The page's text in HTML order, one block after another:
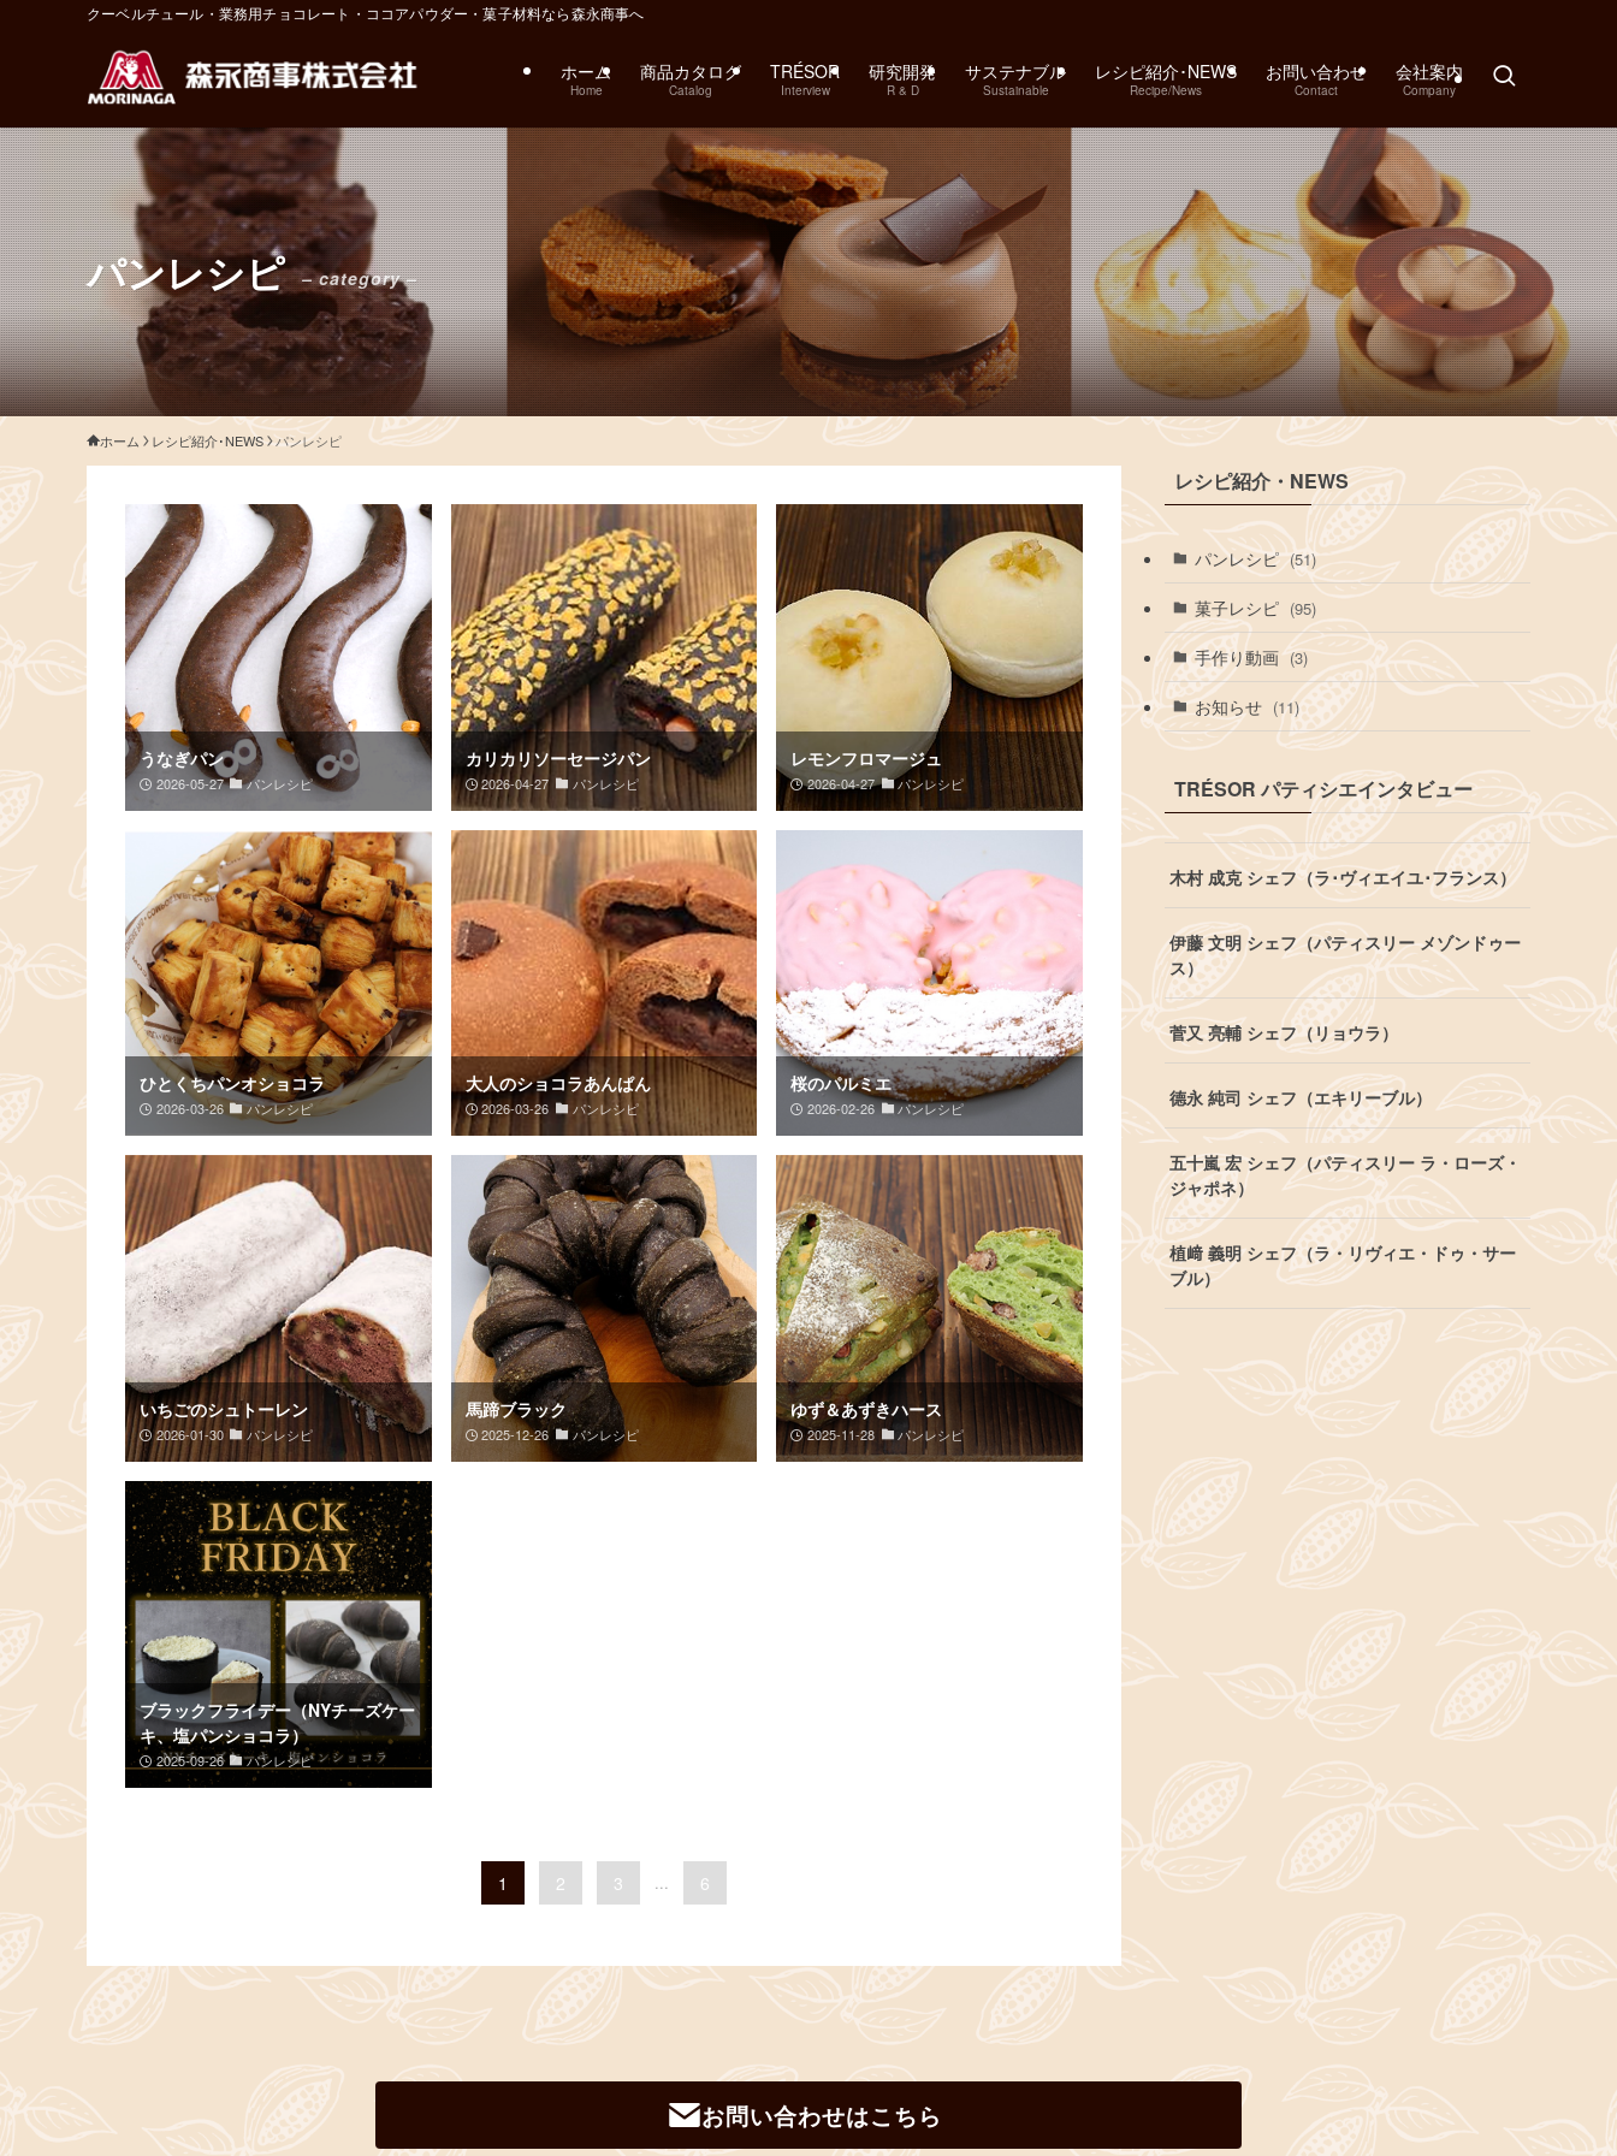
クーベルチュール・業務用チョコレート・ココアパウダー・菓子材料なら森永商事へ
ホーム
Home
商品カタログ
Catalog
TRÉSOR
Interview
研究開発
R & D
サステナブル
Sustainable
レシピ紹介･NEWS
Recipe/News
お問い合わせ
Contact
会社案内
Company
パンレシピ – category –
ホーム レシピ紹介･NEWS パンレシピ
うなぎパン
2026-05-27 パンレシピ
カリカリソーセージパン
2026-04-27 パンレシピ
レモンフロマージュ
2026-04-27 パンレシピ
ひとくちパンオショコラ
2026-03-26 パンレシピ
大人のショコラあんぱん
2026-03-26 パンレシピ
桜のパルミエ
2026-02-26 パンレシピ
いちごのシュトーレン
2026-01-30 パンレシピ
馬蹄ブラック
2025-12-26 パンレシピ
ゆず＆あずきハース
2025-11-28 パンレシピ
ブラックフライデー（NYチーズケー
キ、塩パンショコラ）
2025-09-26 パンレシピ
1 2 3 ... 6
レシピ紹介・NEWS
パンレシピ (51)
菓子レシピ (95)
手作り動画 (3)
お知らせ (11)
TRÉSOR パティシエインタビュー
木村 成克 シェフ（ラ･ヴィエイユ･フランス）
伊藤 文明 シェフ（パティスリー メゾンドゥー
ス）
菅又 亮輔 シェフ（リョウラ）
德永 純司 シェフ（エキリーブル）
五十嵐 宏 シェフ（パティスリー ラ・ローズ・
ジャポネ）
植﨑 義明 シェフ（ラ・リヴィエ・ドゥ・サー
ブル）
お問い合わせはこちら